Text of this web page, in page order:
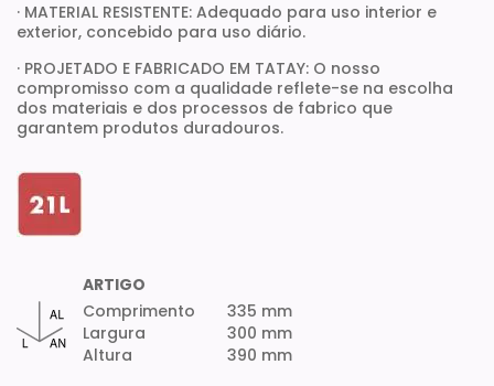
· MATERIAL RESISTENTE: Adequado para uso interior e
exterior, concebido para uso diário.
· PROJETADO E FABRICADO EM TATAY: O nosso
compromisso com a qualidade reflete-se na escolha
dos materiais e dos processos de fabrico que
garantem produtos duradouros.
ARTIGO
Comprimento
Largura
Altura
335 mm
300 mm
390 mm